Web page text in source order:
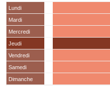
Lundi
Mardi
Mercredi
Jeudi
Vendredi
Samedi
Dimanche